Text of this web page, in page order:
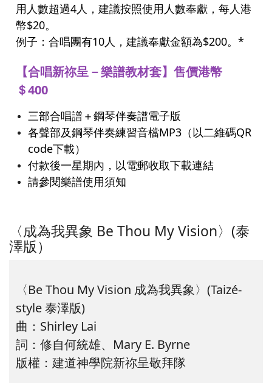
用人數超過4人，建議按照使用人數奉獻，每人港
幣$20。
例子：合唱團有10人，建議奉獻金額為$200。*
【合唱新祢呈－樂譜教材套】售價港幣
＄400
三部合唱譜＋鋼琴伴奏譜電子版
各聲部及鋼琴伴奏練習音檔MP3（以二維碼QR
code下載）
付款後一星期內，以電郵收取下載連結
請參閱樂譜使用須知
〈成為我異象 Be Thou My Vision〉(泰
澤版）
〈Be Thou My Vision 成為我異象〉(Taizé-
style 泰澤版)
曲：Shirley Lai
詞：修自何統雄、Mary E. Byrne
版權：建道神學院新祢呈敬拜隊